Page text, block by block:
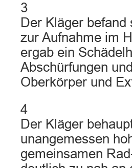
3
Der Kläger
zur Aufnahme im
ergab ein
Abschürfungen
Oberkörper und
4
Der Kläger
unangemessen
gemeinsamen